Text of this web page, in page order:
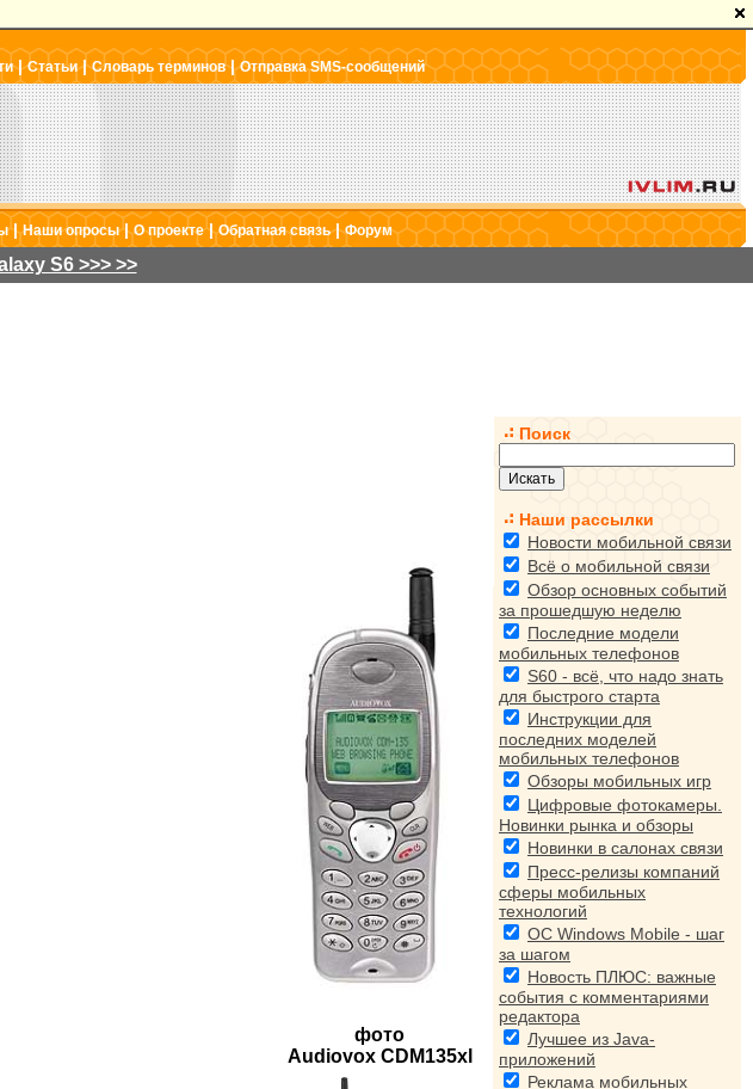
|Статьи|Словарь терминов|Отправка SMS-сообщений
|Наши опросы|О проекте|Обратная связь|Форум
S6 >>> >>
фото
Audiovox CDM135xl
Поиск
Наши рассылки
Новости мобильной связи
Всё о мобильной связи
Обзор основных событий
за прошедшую неделю
Последние модели
мобильных телефонов
S60 - всё, что надо знать
для быстрого старта
Инструкции для
последних моделей
мобильных телефонов
Обзоры мобильных игр
Цифровые фотокамеры.
Новинки рынка и обзоры
Новинки в салонах связи
Пресс-релизы компаний
сферы мобильных
технологий
ОС Windows Mobile - шаг
за шагом
Новость ПЛЮС: важные
события с комментариями
редактора
Лучшее из Java-
приложений
Реклама мобильных